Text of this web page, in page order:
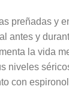
preñadas y
antes y
la vida
niveles
con